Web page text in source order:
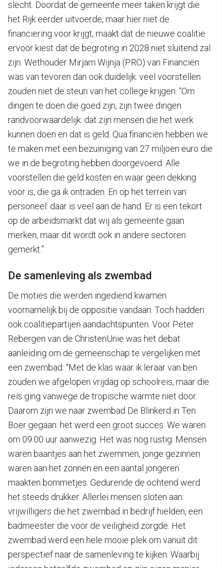
slecht. Doordat de gemeente meer taken krijgt die
het Rijk eerder uitvoerde, maar hier niet de
financiering voor krijgt, maakt dat de nieuwe coalitie
ervoor kiest dat de begroting in 2028 niet sluitend zal
zijn. Wethouder Mirjam Wijnja (PRO) van Financiën
was van tevoren dan ook duidelijk: veel voorstellen
zouden niet de steun van het college krijgen. “Om
dingen te doen die goed zijn, zijn twee dingen
randvoorwaardelijk: dat zijn mensen die het werk
kunnen doen en dat is geld. Qua financiën hebben we
te maken met een bezuiniging van 27 miljoen euro die
we in de begroting hebben doorgevoerd. Alle
voorstellen die geld kosten en waar geen dekking
voor is, die ga ik ontraden. En op het terrein van
personeel: daar is veel aan de hand. Er is een tekort
op de arbeidsmarkt dat wij als gemeente gaan
merken, maar dit wordt ook in andere sectoren
gemerkt.”
De samenleving als zwembad
De moties die werden ingediend kwamen
voornamelijk bij de oppositie vandaan. Toch hadden
ook coalitiepartijen aandachtspunten. Voor Peter
Rebergen van de ChristenUnie was het debat
aanleiding om de gemeenschap te vergelijken met
een zwembad: “Met de klas waar ik leraar van ben
zouden we afgelopen vrijdag op schoolreis, maar die
reis ging vanwege de tropische warmte niet door.
Daarom zijn we naar zwembad De Blinkerd in Ten
Boer gegaan: het werd een groot succes. We waren
om 09.00 uur aanwezig. Het was nog rustig. Mensen
waren baantjes aan het zwemmen, jonge gezinnen
waren aan het zonnen en een aantal jongeren
maakten bommetjes. Gedurende de ochtend werd
het steeds drukker. Allerlei mensen sloten aan:
vrijwilligers die het zwembad in bedrijf hielden, een
badmeester die voor de veiligheid zorgde. Het
zwembad werd een hele mooie plek om vanuit dit
perspectief naar de samenleving te kijken. Waarbij